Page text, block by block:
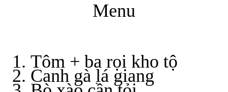
Menu
Tôm + ba rọi kho tộ
Canh gà lá giang